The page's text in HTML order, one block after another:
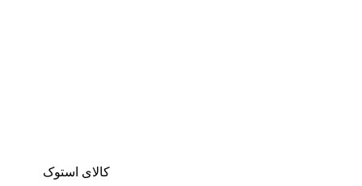
کالای استوک